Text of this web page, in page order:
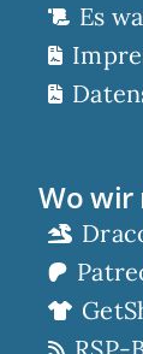
Es
Wo wir